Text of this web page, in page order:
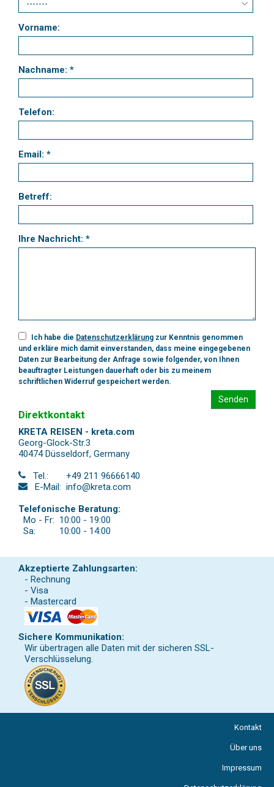
Vorname:
Nachname: *
Telefon:
Email: *
Betreff:
Ihre Nachricht: *
Ich habe die Datenschutzerklärung zur Kenntnis genommen
und erkläre mich damit einverstanden, dass meine eingegebenen
Daten zur Bearbeitung der Anfrage sowie folgender, von Ihnen
beauftragter Leistungen dauerhaft oder bis zu meinem
schriftlichen Widerruf gespeichert werden.
Senden
Direktkontakt
KRETA REISEN - kreta.com
Georg-Glock-Str.3
40474 Düsseldorf, Germany
Tel.:
+49 211 96666140
E-Mail: info@kreta.com
Telefonische Beratung:
Mo - Fr: 10:00 - 19:00
Sa:
10:00 - 14:00
Akzeptierte Zahlungsarten:
- Rechnung
- Visa
- Mastercard
Sichere Kommunikation:
Wir übertragen alle Daten mit der sicheren SSL-
Verschlüsselung.
Kontakt
Über uns
Impressum